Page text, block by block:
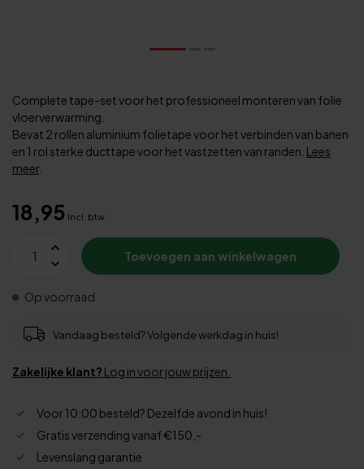
Complete tape-set voor het professioneel monteren van folie
vloerverwarming.
Bevat 2 rollen aluminium folietape voor het verbinden van banen
en 1 rol sterke ducttape voor het vastzetten van randen. Lees
meer.
18,95 Incl. btw
Toevoegen aan winkelwagen
Op voorraad
Vandaag besteld? Volgende werkdag in huis!
Zakelijke klant? Log in voor jouw prijzen.
Voor 10:00 besteld? Dezelfde avond in huis!
Gratis verzending vanaf €150,-
Levenslang garantie